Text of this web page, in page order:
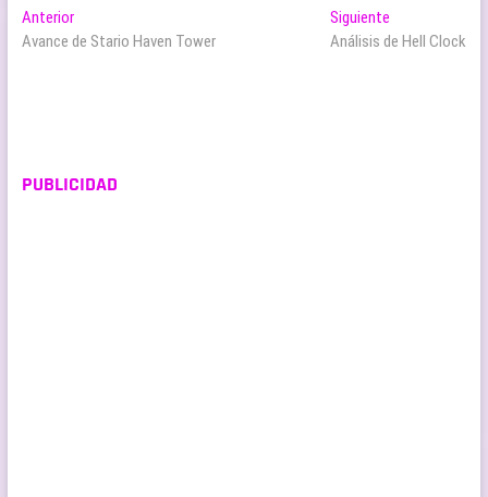
Navegación
de
AnteriorEntrada
anterior:
Avance de Stario Haven Tower
Siguiente
siguiente:
Análisis de Hell Clock
PUBLICIDAD